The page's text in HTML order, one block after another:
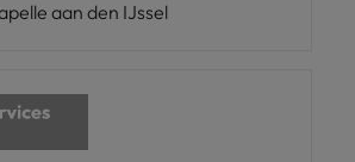
aan den IJssel